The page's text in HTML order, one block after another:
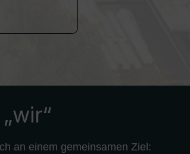
an einem gemeinsamen Ziel: